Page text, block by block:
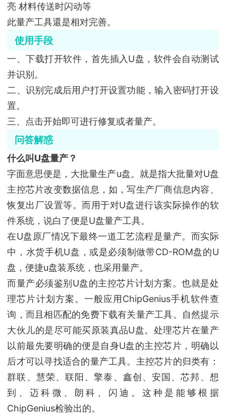
亮 材料传送时闪动等
此量产工具還是相对完善。
使用手段
一、下载打开软件，首先插入U盘，软件会自动测试
并识别。
二、识别完成后用户打开设置功能，输入密码打开设
置。
三、点击开始即可进行修复或者量产。
问答解惑
什么叫U盘量产？
字面意思便是，大批量生产u盘。就是指大批量对U盘
主控芯片改变数据信息，如，写生产厂商信息内容、
恢复出厂设置等。而用于对U盘进行该实际操作的软
件系统，说白了便是U盘量产工具。
在U盘原厂情况下最终一道工艺流程是量产。而实际
中，水货手机U盘，或是必须制做带CD-ROM盘的U
盘，便捷u盘装系统，也采用量产。
而量产必须鉴别U盘的主控芯片计划方案。也就是处
理芯片计划方案。一般应用ChipGenius手机软件查
询，而且相匹配的免费下载有关量产工具。自然提示
大伙儿的是尽可能买原装真品U盘。处理芯片在量产
以前最先要明确的便是自身U盘的主控芯片，明确以
后才可以寻找适合的量产工具。主控芯片的归类有：
群联、慧荣、联阳、擎泰、鑫创、安国、芯邦、想
到、迈科微、朗科、闪迪。这种是能够根据
ChipGenius检验出的。